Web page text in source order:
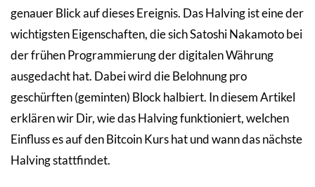
genauer Blick auf dieses Ereignis. Das Halving ist eine der
wichtigsten Eigenschaften, die sich Satoshi Nakamoto bei
der frühen Programmierung der digitalen Währung
ausgedacht hat. Dabei wird die Belohnung pro
geschürften (geminten) Block halbiert. In diesem Artikel
erklären wir Dir, wie das Halving funktioniert, welchen
Einfluss es auf den Bitcoin Kurs hat und wann das nächste
Halving stattfindet.